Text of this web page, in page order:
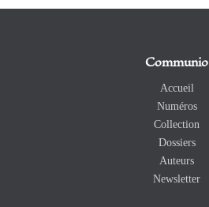
Communio
Accueil
Numéros
Collection
Dossiers
Auteurs
Newsletter